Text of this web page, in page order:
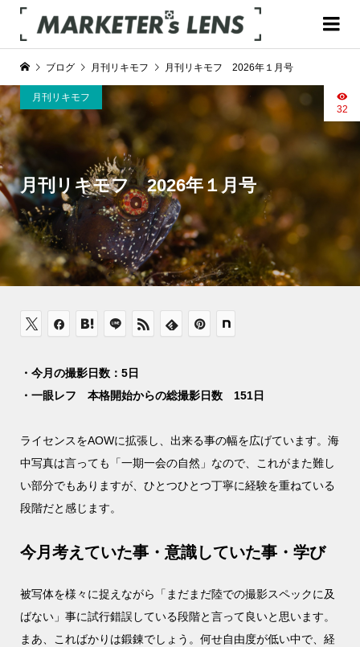
月刊リキモフ 2026年１月号
月刊リキモフ
32
ブログ 月刊リキモフ 月刊リキモフ 2026年１月号
・今月の撮影日数：5日
・一眼レフ 本格開始からの総撮影日数 151日
ライセンスをAOWに拡張し、出来る事の幅を広げています。海
中写真は言っても「一期一会の自然」なので、これがまた難し
い部分でもありますが、ひとつひとつ丁寧に経験を重ねている
段階だと感じます。
今月考えていた事・意識していた事・学び
被写体を様々に捉えながら「まだまだ陸での撮影スペックに及
ばない」事に試行錯誤している段階と言って良いと思います。
まあ、こればかりは鍛錬でしょう。何せ自由度が低い中で、経